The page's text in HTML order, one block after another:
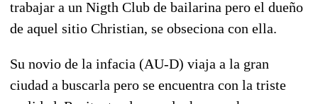
trabajar a un Nigth Club de bailarina pero el dueño
de aquel sitio Christian, se obseciona con ella.
Su novio de la infacia (AU-D) viaja a la gran
ciudad a buscarla pero se encuentra con la triste